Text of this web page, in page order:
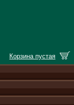
Корзина пустая